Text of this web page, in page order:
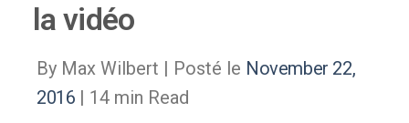
la vidéo
By Max Wilbert | Posté le November 22,
2016 | 14 min Read